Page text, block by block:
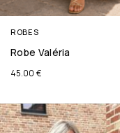
ROBES
Robe Valéria
45.00 €